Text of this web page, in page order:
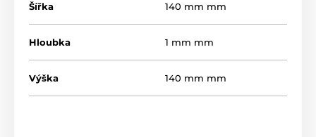
Šířka 140 mm mm
Hloubka 1 mm mm
Výška 140 mm mm